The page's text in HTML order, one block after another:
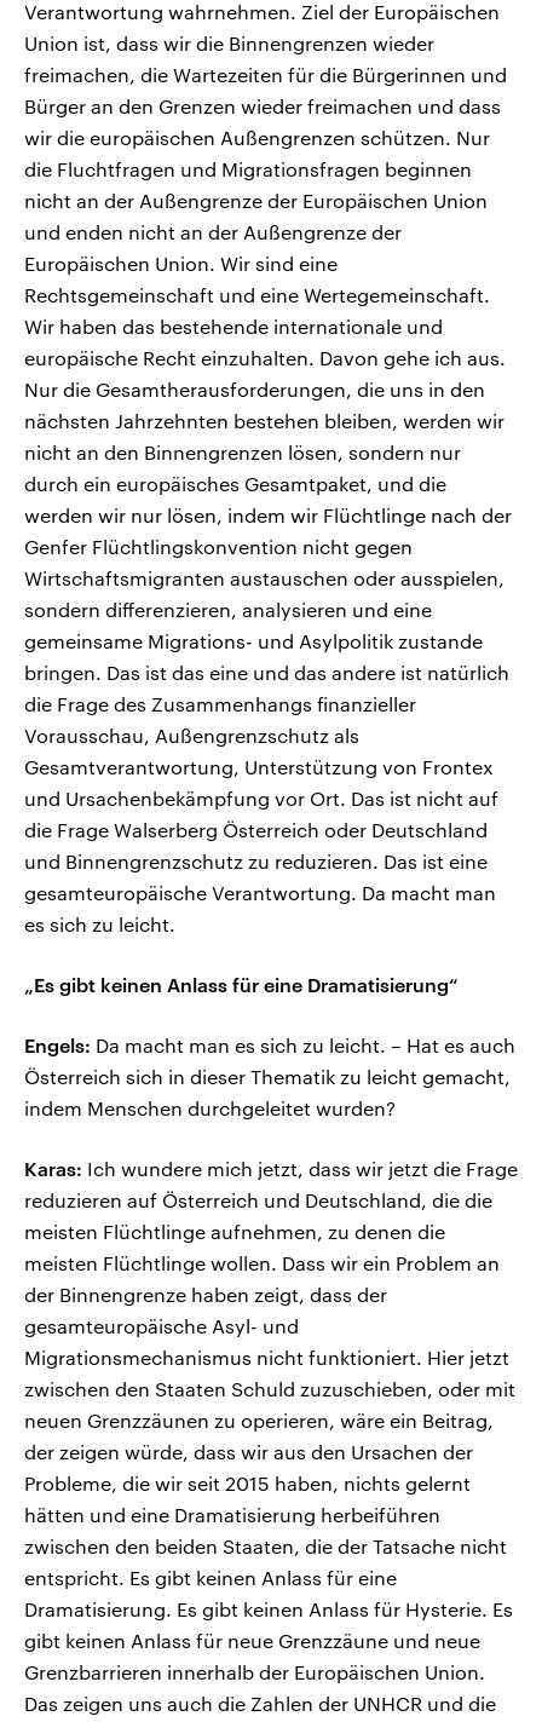
Verantwortung wahrnehmen. Ziel der Europäischen
Union ist, dass wir die Binnengrenzen wieder
freimachen, die Wartezeiten für die Bürgerinnen und
Bürger an den Grenzen wieder freimachen und dass
wir die europäischen Außengrenzen schützen. Nur
die Fluchtfragen und Migrationsfragen beginnen
nicht an der Außengrenze der Europäischen Union
und enden nicht an der Außengrenze der
Europäischen Union. Wir sind eine
Rechtsgemeinschaft und eine Wertegemeinschaft.
Wir haben das bestehende internationale und
europäische Recht einzuhalten. Davon gehe ich aus.
Nur die Gesamtherausforderungen, die uns in den
nächsten Jahrzehnten bestehen bleiben, werden wir
nicht an den Binnengrenzen lösen, sondern nur
durch ein europäisches Gesamtpaket, und die
werden wir nur lösen, indem wir Flüchtlinge nach der
Genfer Flüchtlingskonvention nicht gegen
Wirtschaftsmigranten austauschen oder ausspielen,
sondern differenzieren, analysieren und eine
gemeinsame Migrations- und Asylpolitik zustande
bringen. Das ist das eine und das andere ist natürlich
die Frage des Zusammenhangs finanzieller
Vorausschau, Außengrenzschutz als
Gesamtverantwortung, Unterstützung von Frontex
und Ursachenbekämpfung vor Ort. Das ist nicht auf
die Frage Walserberg Österreich oder Deutschland
und Binnengrenzschutz zu reduzieren. Das ist eine
gesamteuropäische Verantwortung. Da macht man
es sich zu leicht.
„Es gibt keinen Anlass für eine Dramatisierung“
Engels: Da macht man es sich zu leicht. – Hat es auch
Österreich sich in dieser Thematik zu leicht gemacht,
indem Menschen durchgeleitet wurden?
Karas: Ich wundere mich jetzt, dass wir jetzt die Frage
reduzieren auf Österreich und Deutschland, die die
meisten Flüchtlinge aufnehmen, zu denen die
meisten Flüchtlinge wollen. Dass wir ein Problem an
der Binnengrenze haben zeigt, dass der
gesamteuropäische Asyl- und
Migrationsmechanismus nicht funktioniert. Hier jetzt
zwischen den Staaten Schuld zuzuschieben, oder mit
neuen Grenzzäunen zu operieren, wäre ein Beitrag,
der zeigen würde, dass wir aus den Ursachen der
Probleme, die wir seit 2015 haben, nichts gelernt
hätten und eine Dramatisierung herbeiführen
zwischen den beiden Staaten, die der Tatsache nicht
entspricht. Es gibt keinen Anlass für eine
Dramatisierung. Es gibt keinen Anlass für Hysterie. Es
gibt keinen Anlass für neue Grenzzäune und neue
Grenzbarrieren innerhalb der Europäischen Union.
Das zeigen uns auch die Zahlen der UNHCR und die